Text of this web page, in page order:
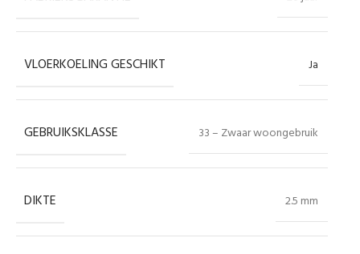
VLOERKOELING GESCHIKT Ja
GEBRUIKSKLASSE 33 – Zwaar woongebruik
DIKTE 2.5 mm